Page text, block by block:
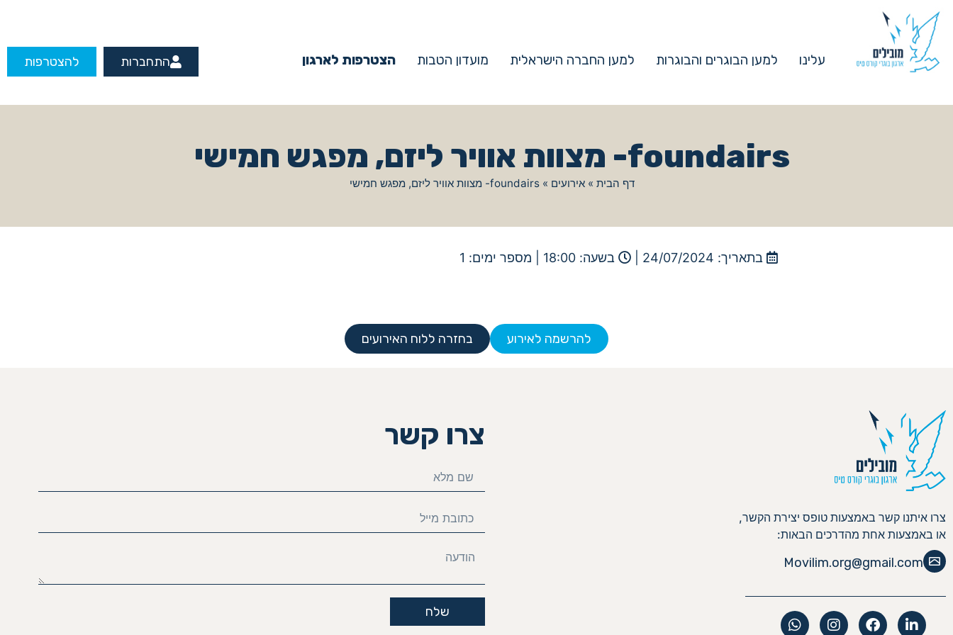
עלינו למען הבוגרים והבוגרות למען החברה הישראלית מועדון הטבות הצטרפות לארגון התחברות להצטרפות
foundairs- מצוות אוויר ליזם, מפגש חמישי
דף הבית » אירועים » foundairs- מצוות אוויר ליזם, מפגש חמישי
בתאריך: 24/07/2024 | בשעה: 18:00 | מספר ימים: 1
להרשמה לאירוע בחזרה ללוח האירועים
צרו איתנו קשר באמצעות טופס יצירת הקשר,
או באמצעות אחת מהדרכים הבאות:
Movilim.org@gmail.com
צרו קשר
שלח